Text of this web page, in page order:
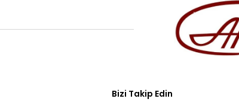
Bizi Takip Edin